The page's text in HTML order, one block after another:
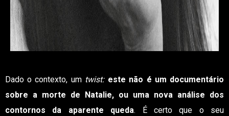
Dado o contexto, um twist: este não é um documentário
sobre a morte de Natalie, ou uma nova análise dos
contornos da aparente queda. É certo que o seu